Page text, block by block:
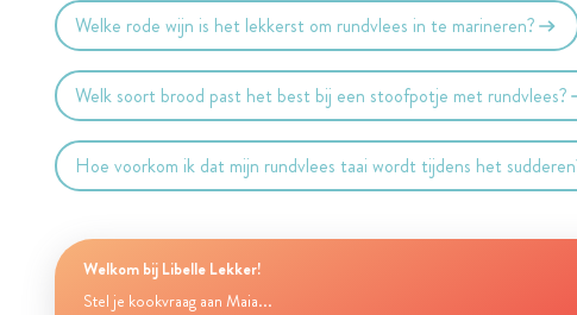
Welke rode wijn is het lekkerst om rundvlees in te marineren?
Welk soort brood past het best bij een stoofpotje met rundvlees?
Hoe voorkom ik dat mijn rundvlees taai wordt tijdens het
Welkom bij Libelle Lekker!
Stel je kookvraag aan Maia...